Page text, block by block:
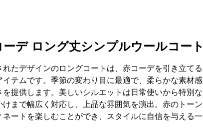
ーデ ロング丈シンプルウールコート
れたデザインのロングコートは、赤コーデを引き立て
イテムです。季節の変わり目に最適で、柔らかな素材
を提供します。美しいシルエットは日常使いから特別
けまで幅広く対応し、上品な雰囲気を演出。赤のトーン
ネートを楽しむことができ、スタイルに自信を与える